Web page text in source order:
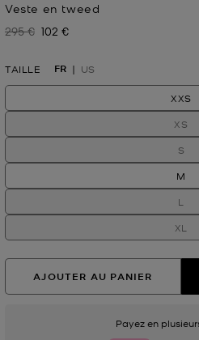
Veste en tweed
Prix initial
295 € Prix actuel
102 €
TAILLE FR US
XXS
XS
S
M
L
XL
AJOUTER AU PANIER
Payez en